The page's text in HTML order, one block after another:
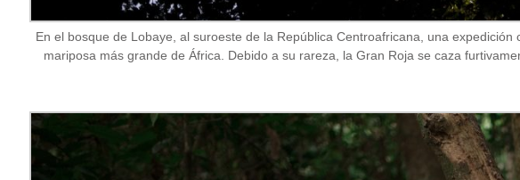
En el bosque de Lobaye, al suroeste de la República Centroafricana, una
mariposa más grande de África. Debido a su rareza, la Gran Roja se caza